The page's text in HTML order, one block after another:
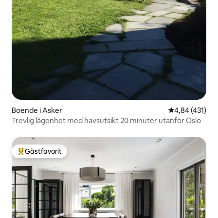
Boende i Asker 4,84 av 5 i
4,84 (431)
Trevlig lägenhet med havsutsikt 20 minuter utanför Oslo
Populär gästfavorit
Gästfavorit